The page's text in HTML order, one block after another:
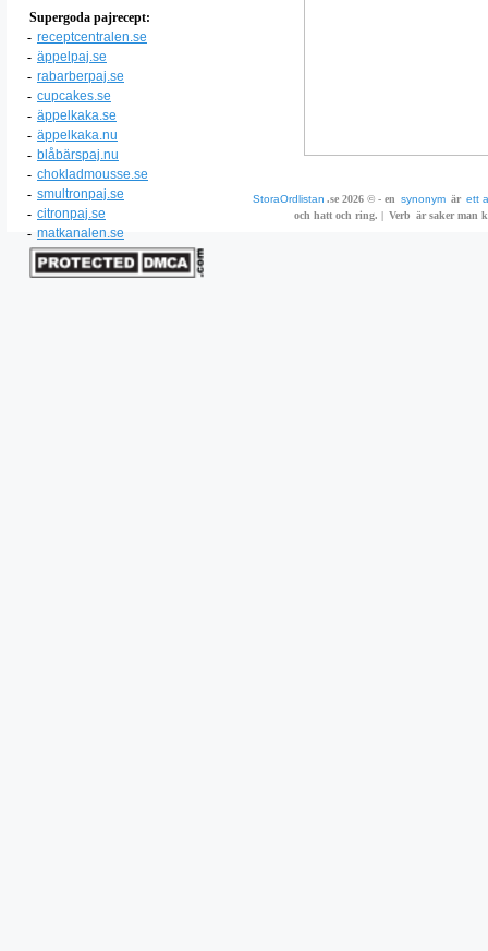
Supergoda pajrecept:
- receptcentralen.se
- äppelpaj.se
- rabarberpaj.se
- cupcakes.se
- äppelkaka.se
- äppelkaka.nu
- blåbärspaj.nu
- chokladmousse.se
- smultronpaj.se
- citronpaj.se
- matkanalen.se
StoraOrdlistan .se 2026 © - en synonym är ett
och hatt och ring. | Verb är saker man